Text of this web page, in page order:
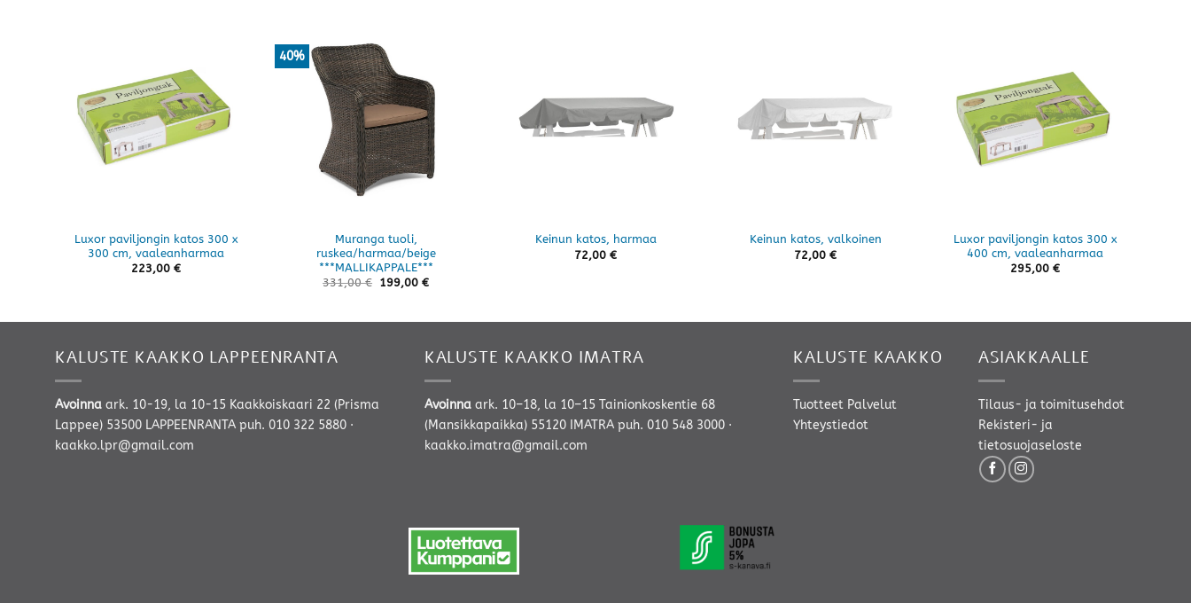
Luxor paviljongin katos 300 x
300 cm, vaaleanharmaa
223,00 €
40%
Muranga tuoli,
ruskea/harmaa/beige
***MALLIKAPPALE***
331,00€ 199,00 €
Keinun katos, harmaa
72,00 €
Keinun katos, valkoinen
72,00 €
Luxor paviljongin katos 300 x
400 cm, vaaleanharmaa
295,00 €
KALUSTE KAAKKO LAPPEENRANTA
Avoinna ark. 10-19, la 10-15 Kaakkoiskaari 22 (Prisma
Lappee) 53500 LAPPEENRANTA puh. 010 322 5880 ·
kaakko.lpr@gmail.com
KALUSTE KAAKKO IMATRA
Avoinnaark. 10–18, la 10–15 Tainionkoskentie 68
(Mansikkapaikka) 55120 IMATRA puh. 010 548 3000·
kaakko.imatra@gmail.com
KALUSTE KAAKKO
Tuotteet Palvelut
Yhteystiedot
ASIAKKAALLE
Tilaus- ja toimitusehdot
Rekisteri- ja
tietosuojaseloste